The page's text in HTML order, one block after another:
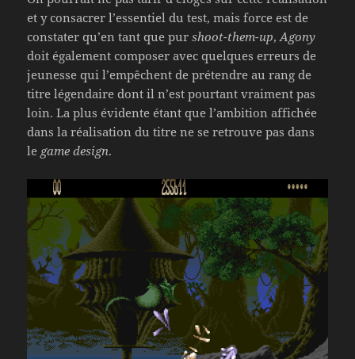
et y consacrer l’essentiel du test, mais force est de
constater qu’en tant que purshoot-them-up,Agony
doit également composer avec quelques erreurs de
jeunesse qui l’empêchent de prétendre au rang de
titre légendaire dont il n’est pourtant vraiment pas
loin. La plus évidente étant que l’ambition affichée
dans la réalisation du titre ne se retrouve pas dans
le game design.